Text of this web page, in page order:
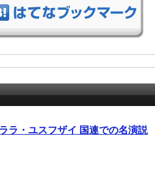
ラ・ユスフザイ 国連での名演説